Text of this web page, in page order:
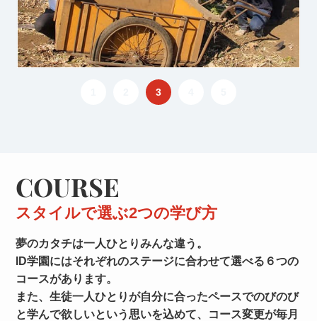
3
COURSE
スタイルで選ぶ2つの学び方
夢のカタチは一人ひとりみんな違う。
ID学園にはそれぞれのステージに合わせて選べる６つの
コースがあります。
また、生徒一人ひとりが自分に合ったペースでのびのび
と学んで欲しいという思いを込めて、コース変更が毎月